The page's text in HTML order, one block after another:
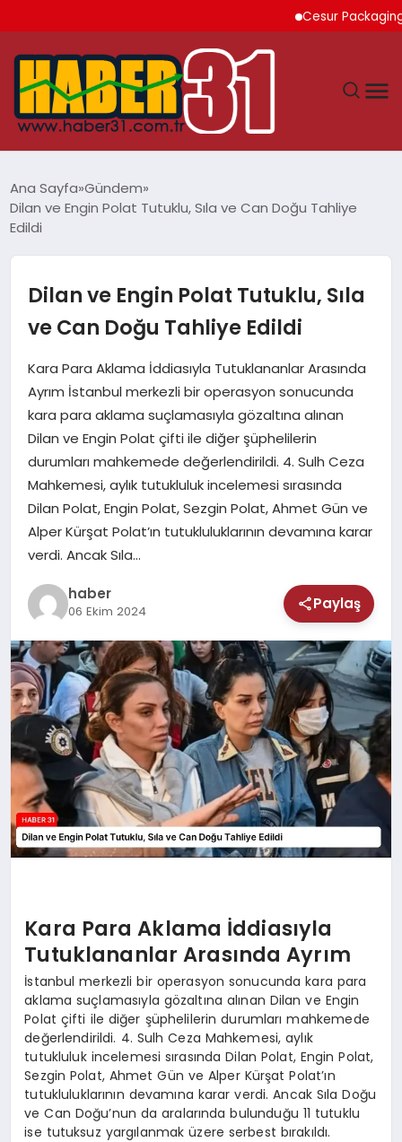
Cesur Packaging,
HATAY
MAGAZIN
SAĞLIK
TEKNOLOJI
Ana Sayfa Gündem
Dilan ve Engin Polat Tutuklu, Sıla ve Can Doğu Tahliye
Edildi
Dilan ve Engin Polat Tutuklu, Sıla
ve Can Doğu Tahliye Edildi
Kara Para Aklama İddiasıyla Tutuklananlar Arasında
Ayrım İstanbul merkezli bir operasyon sonucunda
kara para aklama suçlamasıyla gözaltına alınan
Dilan ve Engin Polat çifti ile diğer şüphelilerin
durumları mahkemede değerlendirildi. 4. Sulh Ceza
Mahkemesi, aylık tutukluluk incelemesi sırasında
Dilan Polat, Engin Polat, Sezgin Polat, Ahmet Gün ve
Alper Kürşat Polat’ın tutukluluklarının devamına karar
verdi. Ancak Sıla…
haber
06 Ekim 2024 Paylaş
Kara Para Aklama İddiasıyla
Tutuklananlar Arasında Ayrım
İstanbul merkezli bir operasyon sonucunda kara para
aklama suçlamasıyla gözaltına alınan Dilan ve Engin
Polat çifti ile diğer şüphelilerin durumları mahkemede
değerlendirildi. 4. Sulh Ceza Mahkemesi, aylık
tutukluluk incelemesi sırasında Dilan Polat, Engin Polat,
Sezgin Polat, Ahmet Gün ve Alper Kürşat Polat’ın
tutukluluklarının devamına karar verdi. Ancak Sıla Doğu
ve Can Doğu’nun da aralarında bulunduğu 11 tutuklu
ise tutuksuz yargılanmak üzere serbest bırakıldı.